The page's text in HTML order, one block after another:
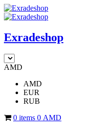
Exradeshop
AMD
AMD
EUR
RUB
0 items 0 AMD